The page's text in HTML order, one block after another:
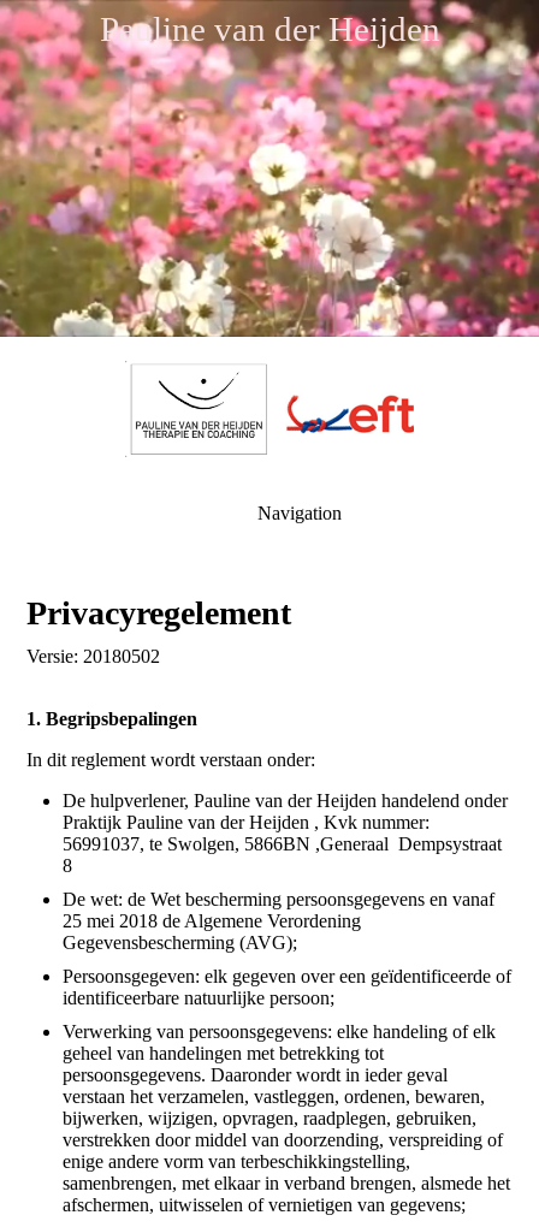
Pauline van der Heijden
Navigation
Privacyregelement
Versie: 20180502
1. Begripsbepalingen
In dit reglement wordt verstaan onder:
De hulpverlener, Pauline van der Heijden handelend onder
Praktijk Pauline van der Heijden , Kvk nummer:
56991037, te Swolgen, 5866BN ,Generaal Dempsystraat
8
De wet: de Wet bescherming persoonsgegevens en vanaf
25 mei 2018 de Algemene Verordening
Gegevensbescherming (AVG);
Persoonsgegeven: elk gegeven over een geïdentificeerde of
identificeerbare natuurlijke persoon;
Verwerking van persoonsgegevens: elke handeling of elk
geheel van handelingen met betrekking tot
persoonsgegevens. Daaronder wordt in ieder geval
verstaan het verzamelen, vastleggen, ordenen, bewaren,
bijwerken, wijzigen, opvragen, raadplegen, gebruiken,
verstrekken door middel van doorzending, verspreiding of
enige andere vorm van terbeschikkingstelling,
samenbrengen, met elkaar in verband brengen, alsmede het
afschermen, uitwisselen of vernietigen van gegevens;